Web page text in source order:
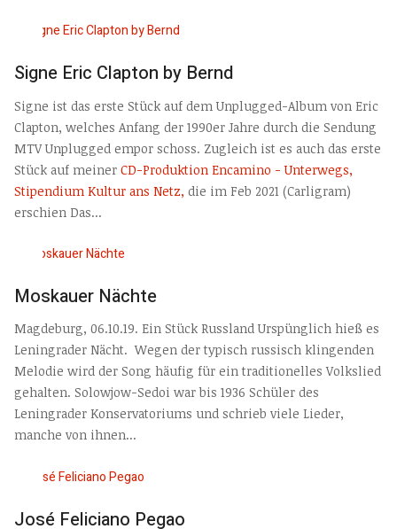
Signe Eric Clapton by Bernd
Signe ist das erste Stück auf dem Unplugged-Album von Eric
Clapton, welches Anfang der 1990er Jahre durch die Sendung
MTV Unplugged empor schoss. Zugleich ist es auch das erste
Stück auf meiner CD-Produktion Encamino - Unterwegs,
Stipendium Kultur ans Netz, die im Feb 2021 (Carligram)
erschien Das...
Moskauer Nächte
Magdeburg, 06.10.19. Ein Stück Russland Urspünglich hieß es
Leningrader Nächt. Wegen der typisch russisch klingenden
Melodie wird der Song häufig für ein traditionelles Volkslied
gehalten. Solowjow-Sedoi war bis 1936 Schüler des
Leningrader Konservatoriums und schrieb viele Lieder,
manche von ihnen...
José Feliciano Pegao